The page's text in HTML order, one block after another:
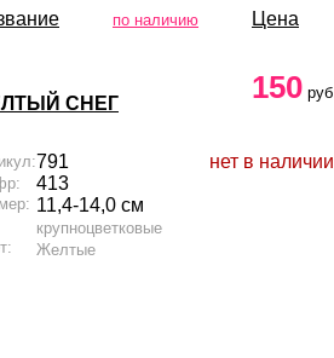
по наличию Цена
СНЕГ 150 руб
нет в наличии
791
413
11,4-14,0 см
крупноцветковые
Желтые